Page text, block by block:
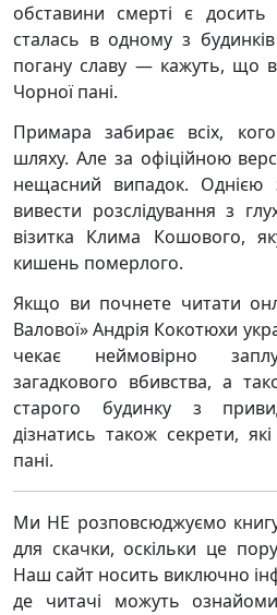
обставини смерті є досить
сталась в одному з
погану славу — кажуть, що
Чорної пані.
Примара забирає всіх,
шляху. Але за офіційною
нещасний випадок. Однією
вивести розслідування з
візитка Клима Кошового,
кишень померлого.
Якщо ви почнете читати
Валової» Андрія Кокотюхи
чекає неймовірно
загадкового вбивства, а
старого будинку з
дізнатись також секрети,
пані.
Ми НЕ розповсюджуємо
для скачки, оскільки це
Наш сайт носить виключно
де читачі можуть